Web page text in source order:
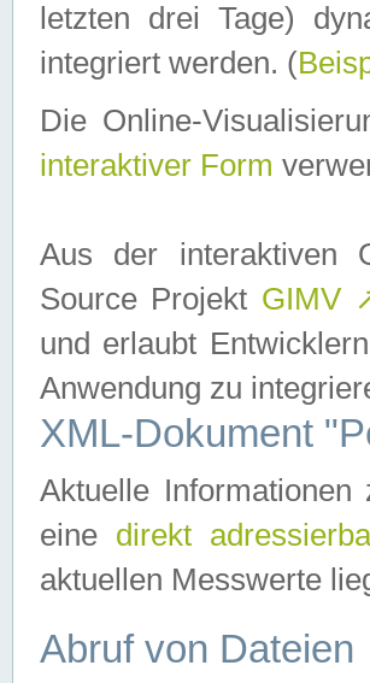
letzten drei Tage)
integriert werden. (
Die Online-
interaktiver Form
Aus der interaktiven
Source Projekt GIMV
und erlaubt
Anwendung zu
XML-Dokument
Aktuelle
eine direkt
aktuellen Messwerte
Abruf von Dateien